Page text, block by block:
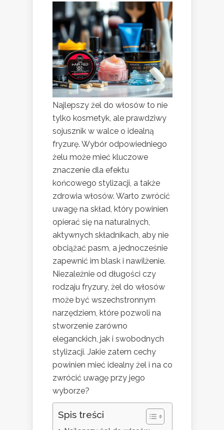
Najlepszy żel do włosów to nie
tylko kosmetyk, ale prawdziwy
sojusznik w walce o idealną
fryzurę. Wybór odpowiedniego
żelu może mieć kluczowe
znaczenie dla efektu
końcowego stylizacji, a także
zdrowia włosów. Warto zwrócić
uwagę na skład, który powinien
opierać się na naturalnych,
aktywnych składnikach, aby nie
obciążać pasm, a jednocześnie
zapewnić im blask i nawilżenie.
Niezależnie od długości czy
rodzaju fryzury, żel do włosów
może być wszechstronnym
narzędziem, które pozwoli na
stworzenie zarówno
eleganckich, jak i swobodnych
stylizacji. Jakie zatem cechy
powinien mieć idealny żel i na co
zwrócić uwagę przy jego
wyborze?
Spis treści